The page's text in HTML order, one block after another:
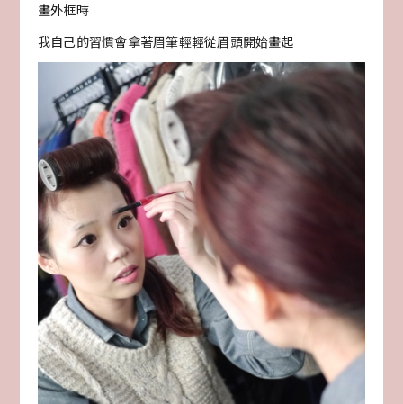
畫外框時
我自己的習慣會拿著眉筆輕輕從眉頭開始畫起